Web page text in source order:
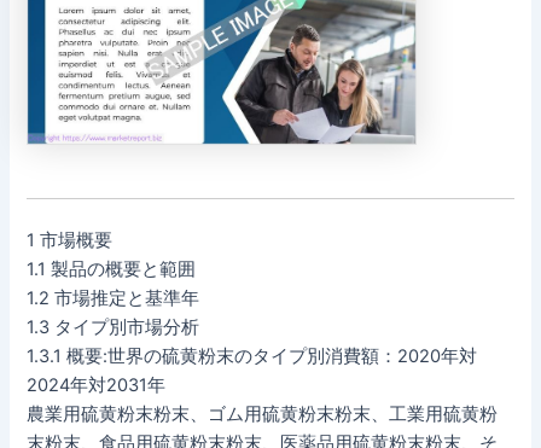
1 市場概要
1.1 製品の概要と範囲
1.2 市場推定と基準年
1.3 タイプ別市場分析
1.3.1 概要:世界の硫黄粉末のタイプ別消費額：2020年対
2024年対2031年
農業用硫黄粉末粉末、ゴム用硫黄粉末粉末、工業用硫黄粉
末粉末、食品用硫黄粉末粉末、医薬品用硫黄粉末粉末、そ